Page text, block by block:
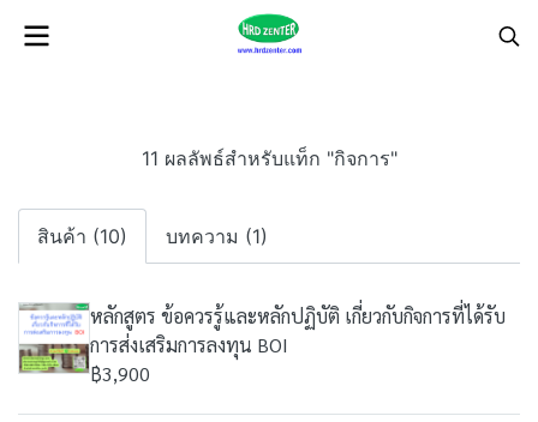
11 ผลลัพธ์สำหรับแท็ก "กิจการ"
สินค้า (10) บทความ (1)
หลักสูตร ข้อควรรู้และหลักปฏิบัติ เกี่ยวกับกิจการที่ได้รับ
การส่งเสริมการลงทุน BOI
฿3,900